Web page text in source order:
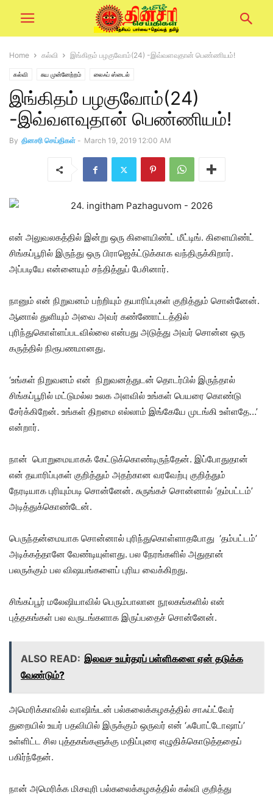
Home கல்வி இங்கிதம் பழகுவோம்(24) -இவ்வளவுதான் பெண்ணியம்!
கல்வி சுய முன்னேற்றம் லைஃப் ஸ்டைல்
இங்கிதம் பழகுவோம்(24)
-இவ்வளவுதான் பெண்ணியம்!
By தினசரி செய்திகள் - March 19, 2019 12:00 AM
என் அலுவலகத்தில் இன்று ஒரு கிளையிண்ட் மீட்டிங். கிளையிண்ட்
சிங்கப்பூரில் இருந்து ஒரு பிராஜெக்ட்டுக்காக வந்திருக்கிறார்.
அப்படியே என்னையும் சந்தித்துப் பேசினார்.
நானும் என் நிறுவனம் பற்றியும் தயாரிப்புகள் குறித்தும் சொன்னேன்.
ஆனால் துளியும் அவை அவர் கண்ணோட்டத்தில்
புரிந்துகொள்ளப்படவில்லை என்பது அடுத்து அவர் சொன்ன ஒரு
கருத்தில் நிரூபணமானது.
‘உங்கள் நிறுவனம் என் நிறுவனத்துடன் தொடர்பில் இருந்தால்
சிங்கப்பூரில் மட்டுமல்ல உலக அளவில் உங்கள் பெயரை கொண்டு
சேர்க்கிறேன். உங்கள் திறமை எல்லாம் இங்கேயே முடங்கி உள்ளதே…’
என்றார்.
நான் பொறுமையாகக் கேட்டுக்கொண்டிருந்தேன். இப்போதுதான்
என் தயாரிப்புகள் குறித்தும் அதற்கான வரவேற்பு குறித்தும்
நேரடியாக புரியும்படி சொன்னேன். சுருங்கச் சொன்னால் ‘தம்பட்டம்’
அடித்துக்கொண்டேன்.
பெருந்தன்மையாக சொன்னால் புரிந்துகொள்ளாதபோது ‘தம்பட்டம்’
அடிக்கத்தானே வேண்டியுள்ளது. பல நேரங்களில் அதுதான்
பலருக்கும் பல விஷயங்களைப் புரிய வைக்கிறது.
சிங்கப்பூர் மலேஷியாவில் பெரும்பாலான நூலகங்களில் என்
புத்தகங்கள் பல வருடங்களாக இருப்பதைச் சொன்னேன்.
ALSO READ: இலவச உயர்தரப் பள்ளிகளை ஏன் தடுக்க
வேண்டும்?
அமெரிக்காவில் வாஷிங்டன் பல்கலைக்கழகத்தில் சாஃப்ட்வேர்
துறையில் உயர் பதவியில் இருக்கும் ஒருவர் என் ‘ஃபோட்டோஷாப்’
உள்ளிட்ட சில புத்தகங்களுக்கு மதிப்புரை எழுதிக்கொடுத்ததைப்
பகிர்ந்தேன்.
நான் அமெரிக்க மிசவுரி பல்கலைக்கழகத்தில் கல்வி குறித்து